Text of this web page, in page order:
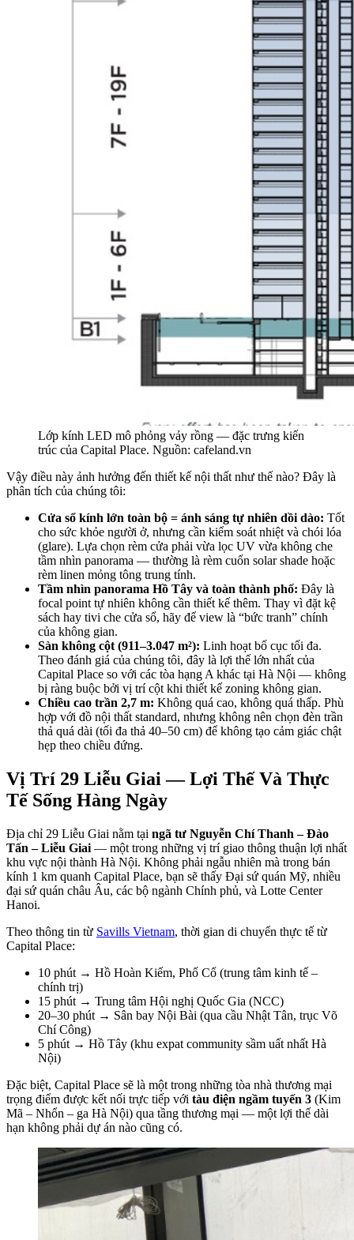
Lớp kính LED mô phỏng vảy rồng — đặc trưng kiến
trúc của Capital Place. Nguồn: cafeland.vn
Vậy điều này ảnh hưởng đến thiết kế nội thất như thế nào? Đây là
phân tích của chúng tôi:
Cửa sổ kính lớn toàn bộ = ánh sáng tự nhiên dồi dào: Tốt
cho sức khỏe người ở, nhưng cần kiểm soát nhiệt và chói lóa
(glare). Lựa chọn rèm cửa phải vừa lọc UV vừa không che
tầm nhìn panorama — thường là rèm cuốn solar shade hoặc
rèm linen mỏng tông trung tính.
Tầm nhìn panorama Hồ Tây và toàn thành phố: Đây là
focal point tự nhiên không cần thiết kế thêm. Thay vì đặt kệ
sách hay tivi che cửa sổ, hãy để view là “bức tranh” chính
của không gian.
Sàn không cột (911–3.047 m²): Linh hoạt bố cục tối đa.
Theo đánh giá của chúng tôi, đây là lợi thế lớn nhất của
Capital Place so với các tòa hạng A khác tại Hà Nội — không
bị ràng buộc bởi vị trí cột khi thiết kế zoning không gian.
Chiều cao trần 2,7 m: Không quá cao, không quá thấp. Phù
hợp với đồ nội thất standard, nhưng không nên chọn đèn trần
thả quá dài (tối đa thả 40–50 cm) để không tạo cảm giác chật
hẹp theo chiều đứng.
Vị Trí 29 Liễu Giai — Lợi Thế Và Thực
Tế Sống Hàng Ngày
Địa chỉ 29 Liễu Giai nằm tại ngã tư Nguyễn Chí Thanh – Đào
Tấn – Liễu Giai — một trong những vị trí giao thông thuận lợi nhất
khu vực nội thành Hà Nội. Không phải ngẫu nhiên mà trong bán
kính 1 km quanh Capital Place, bạn sẽ thấy Đại sứ quán Mỹ, nhiều
đại sứ quán châu Âu, các bộ ngành Chính phủ, và Lotte Center
Hanoi.
Theo thông tin từ Savills Vietnam, thời gian di chuyển thực tế từ
Capital Place:
10 phút → Hồ Hoàn Kiếm, Phố Cổ (trung tâm kinh tế –
chính trị)
15 phút → Trung tâm Hội nghị Quốc Gia (NCC)
20–30 phút → Sân bay Nội Bài (qua cầu Nhật Tân, trục Võ
Chí Công)
5 phút → Hồ Tây (khu expat community sầm uất nhất Hà
Nội)
Đặc biệt, Capital Place sẽ là một trong những tòa nhà thương mại
trọng điểm được kết nối trực tiếp với tàu điện ngầm tuyến 3 (Kim
Mã – Nhổn – ga Hà Nội) qua tầng thương mại — một lợi thế dài
hạn không phải dự án nào cũng có.